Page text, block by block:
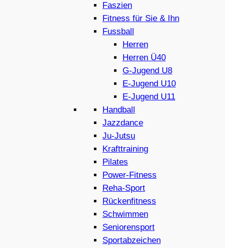
Faszien
Fitness für Sie & Ihn
Fussball
Herren
Herren Ü40
G-Jugend U8
E-Jugend U10
E-Jugend U11
Handball
Jazzdance
Ju-Jutsu
Krafttraining
Pilates
Power-Fitness
Reha-Sport
Rückenfitness
Schwimmen
Seniorensport
Sportabzeichen